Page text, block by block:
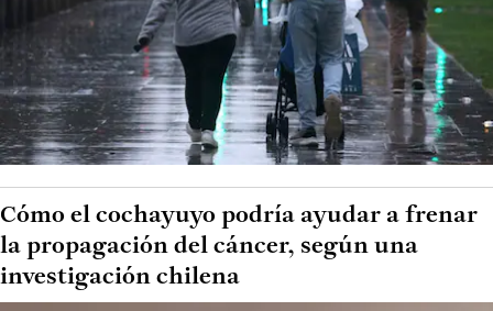
Cómo el cochayuyo podría ayudar a frenar
la propagación del cáncer, según una
investigación chilena